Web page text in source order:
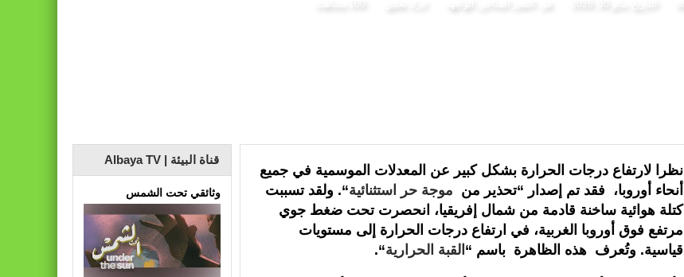
نظرا لارتفاع درجات الحرارة بشكل كبير عن المعدلات الموسمية في جميع
أنحاء أوروبا، فقد تم إصدار “تحذير من موجة حر استثنائية“. ولقد تسببت
كتلة هوائية ساخنة قادمة من شمال إفريقيا، انحصرت تحت ضغط جوي
مرتفع فوق أوروبا الغربية، في ارتفاع درجات الحرارة إلى مستويات
قياسية. وتُعرف هذه الظاهرة باسم “ القبة الحرارية“.
قناة البيئة | Albaya TV
وثائقي تحت الشمس